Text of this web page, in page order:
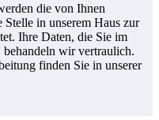
die von Ihnen
Stelle in unserem Haus zur
Ihre Daten, die Sie im
behandeln wir vertraulich.
finden Sie in unserer